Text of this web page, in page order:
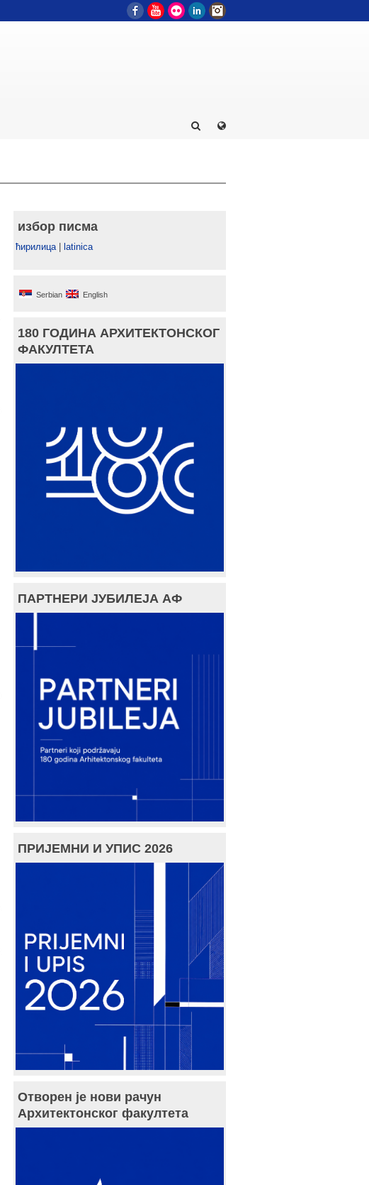
FacebookYouTube
Flickr LinkedIn
избор писма
ћирилица| latinica
Serbian English
180 ГОДИНА АРХИТЕКТОНСКОГ
ФАКУЛТЕТА
ПАРТНЕРИ ЈУБИЛЕЈА АФ
ПРИЈЕМНИ И УПИС 2026
Отворен је нови рачун
Архитектонског факултета